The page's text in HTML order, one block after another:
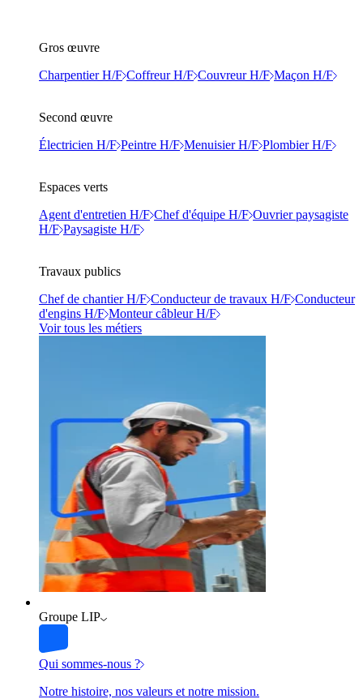
Gros œuvre
Charpentier H/F Coffreur H/F Couvreur H/F Maçon H/F
Second œuvre
Électricien H/F Peintre H/F Menuisier H/F Plombier H/F
Espaces verts
Agent d'entretien H/F Chef d'équipe H/F Ouvrier paysagiste
H/F Paysagiste H/F
Travaux publics
Chef de chantier H/F Conducteur de travaux H/F Conducteur
d'engins H/F Monteur câbleur H/F
Voir tous les métiers
Groupe LIP
Qui sommes-nous ?
Notre histoire, nos valeurs et notre mission.